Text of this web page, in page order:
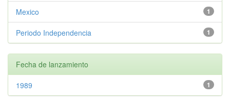
1
Mexico
1
Periodo Independencia
Fecha de lanzamiento
1
1989